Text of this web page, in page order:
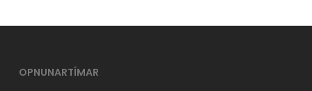
OPNUNARTÍMAR